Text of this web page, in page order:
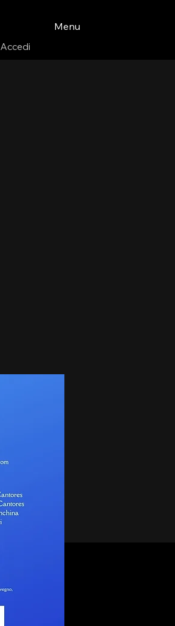
Menu
Accedi